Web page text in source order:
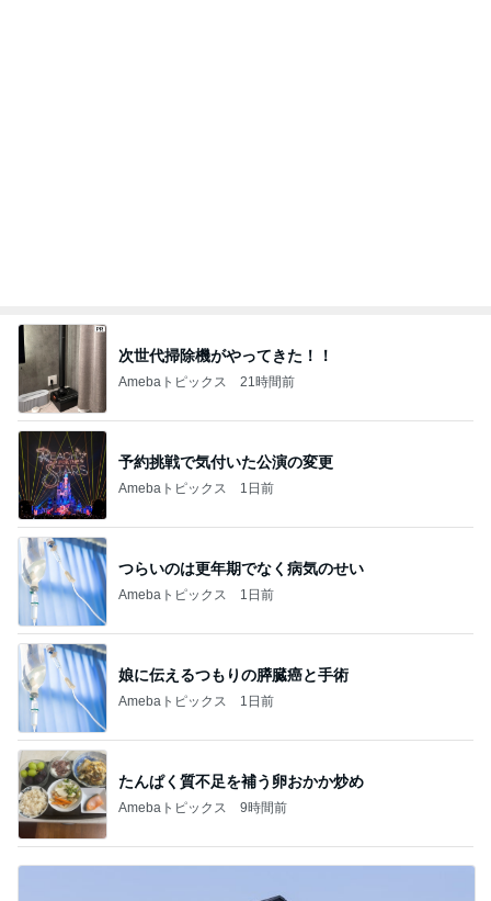
次世代掃除機がやってきた！！
Amebaトピックス 21時間前
予約挑戦で気付いた公演の変更
Amebaトピックス 1日前
つらいのは更年期でなく病気のせい
Amebaトピックス 1日前
娘に伝えるつもりの膵臓癌と手術
Amebaトピックス 1日前
たんぱく質不足を補う卵おかか炒め
Amebaトピックス 9時間前